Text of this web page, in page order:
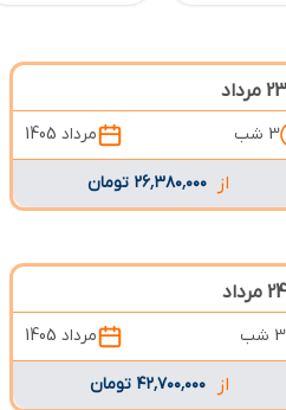
مرداد 1405
از ۲۶٬۳۸۰٬۰۰۰ تومان
مرداد 1405
از ۴۲٬۷۰۰٬۰۰۰ تومان